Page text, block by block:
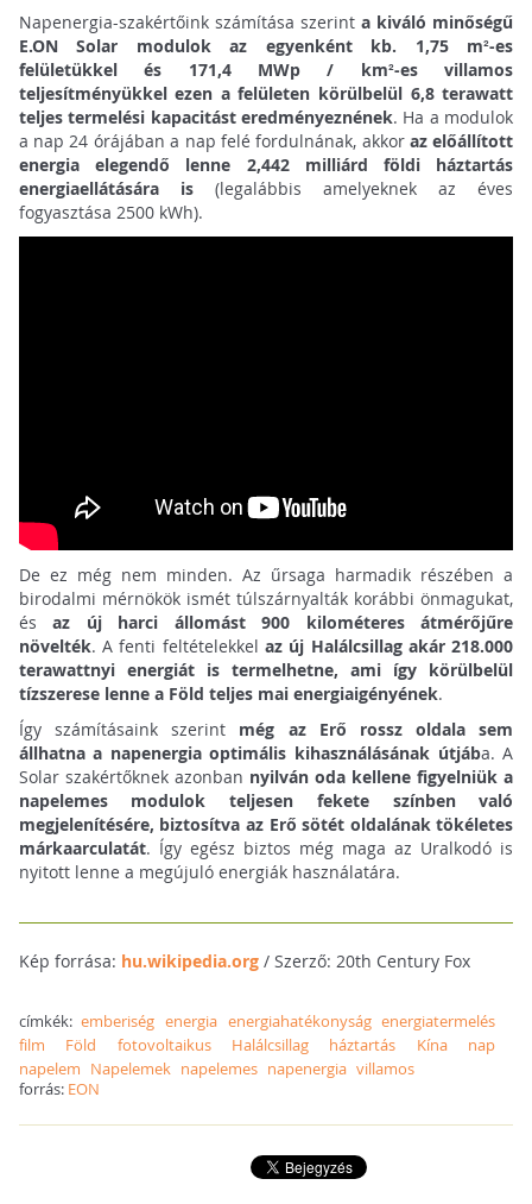
Napenergia-szakértőink számítása szerinta kiváló minőségű
E.ON Solar modulok az egyenként kb. 1,75 m²-es
felületükkel és 171,4 MWp / km²-es villamos
teljesítményükkel ezen a felületen körülbelül 6,8 terawatt
teljes termelési kapacitást eredményeznének. Ha a modulok
a nap 24 órájában a nap felé fordulnának, akkor az előállított
energia elegendő lenne 2,442 milliárd földi háztartás
energiaellátására is(legalábbis amelyeknek az éves
fogyasztása 2500 kWh).
De ez még nem minden. Az űrsaga harmadik részében a
birodalmi mérnökök ismét túlszárnyalták korábbi önmagukat,
ésaz új harci állomást 900 kilométeres átmérőjűre
növelték. A fenti feltételekkel az új Halálcsillag akár 218.000
terawattnyi energiát is termelhetne, ami így körülbelül
tízszerese lenne a Föld teljes mai energiaigényének.
Így számításaink szerint még az Erő rossz oldala sem
állhatna a napenergia optimális kihasználásának útjába. A
Solar szakértőknek azonban nyilván oda kellene figyelniük a
napelemes modulok teljesen fekete színben való
megjelenítésére, biztosítva az Erő sötét oldalának tökéletes
márkaarculatát. Így egész biztos még maga az Uralkodó is
nyitott lenne a megújuló energiák használatára.
Kép forrása: hu.wikipedia.org/ Szerző: 20th Century Fox
címkék:emberiség energia energiahatékonyság energiatermelés
film
Föld fotovoltaikus Halálcsillag háztartás Kína
nap
napelem Napelemek napelemes napenergia villamos
forrás: EON